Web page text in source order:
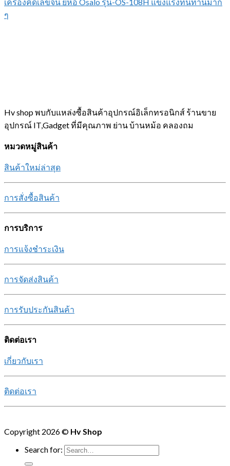
ๆ
Hv shop พบกับแหล่งซื้อสินค้าอุปกรณ์อิเล็กทรอนิกส์ ร้านขาย
อุปกรณ์ IT,Gadget ที่มีคุณภาพ ย่าน บ้านหม้อ คลองถม
หมวดหมู่สินค้า
สินค้าใหม่ล่าสุด
การสั่งซื้อสินค้า
การบริการ
การแจ้งชำระเงิน
การจัดส่งสินค้า
การรับประกันสินค้า
ติดต่อเรา
เกี่ยวกับเรา
ติดต่อเรา
Copyright 2026 © Hv Shop
Search for: